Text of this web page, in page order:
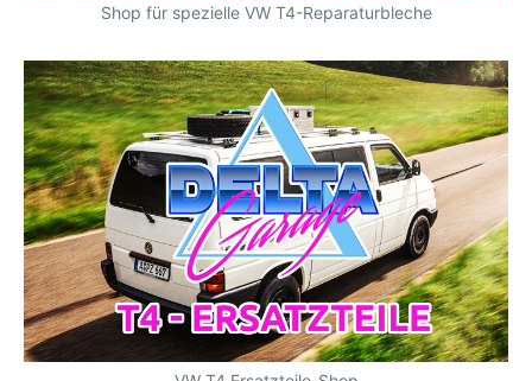
Shop für spezielle VW T4-Reparaturbleche